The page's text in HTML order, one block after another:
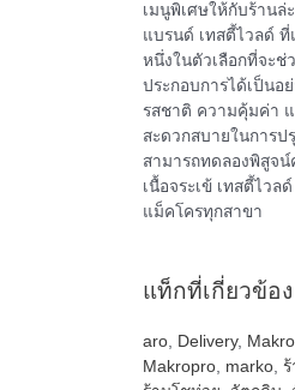
เมนูพิเศษให้กับร้านล่
แบรนด์ เทสตี้ไวลด์
หนึ่งในตัวเลือกที่จะช่
ประกอบการได้เป็นอ
รสชาติ ความคุ้มค่า
สะดวกสบายในการป
สามารถทดลองพิสูจ
เนื้อจระเข้ เทสตี้ไวล
แม็คโครทุกสาขา
แท็กที่เกี่ยวข้อง
aro, Delivery, Makro
Makropro, marko,